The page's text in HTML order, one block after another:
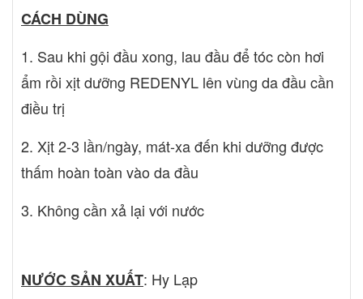
CÁCH DÙNG
1. Sau khi gội đầu xong, lau đầu để tóc còn hơi
ẩm rồi xịt dưỡng REDENYL lên vùng da đầu cần
điều trị
2. Xịt 2-3 lần/ngày, mát-xa đến khi dưỡng được
thấm hoàn toàn vào da đầu
3. Không cần xả lại với nước
NƯỚC SẢN XUẤT: Hy Lạp